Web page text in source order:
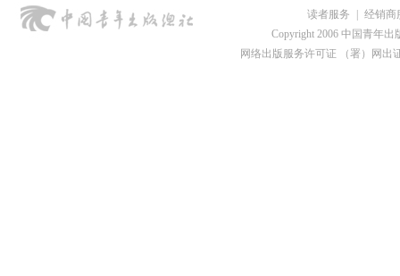
读者服务
经销商
Copyright 2006 中国青年出
网络出版服务许可证 （署）网出